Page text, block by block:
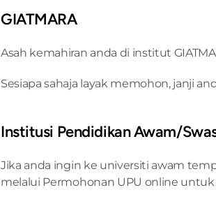
GIATMARA
Asah kemahiran anda di institut
Sesiapa sahaja layak memohon, janji
Institusi Pendidikan Awam/
Jika anda ingin ke universiti awam
melalui Permohonan UPU online untuk